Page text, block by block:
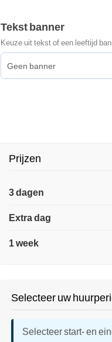
Tekst banner
Keuze uit tekst of een leeftijd
Prijzen
3 dagen
Extra dag
1 week
Selecteer uw
Selecteer start- en